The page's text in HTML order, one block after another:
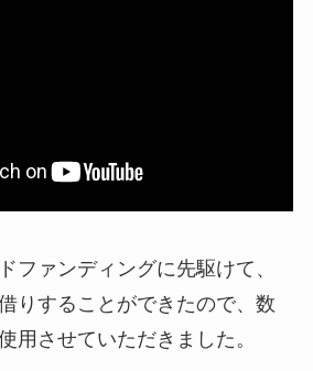
ファンディングに先駆けて、
りすることができたので、数
用させていただきました。